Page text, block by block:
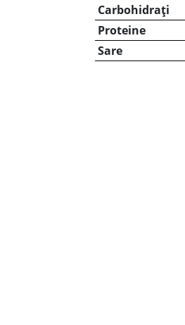
Carbohidrați
Proteine
Sare